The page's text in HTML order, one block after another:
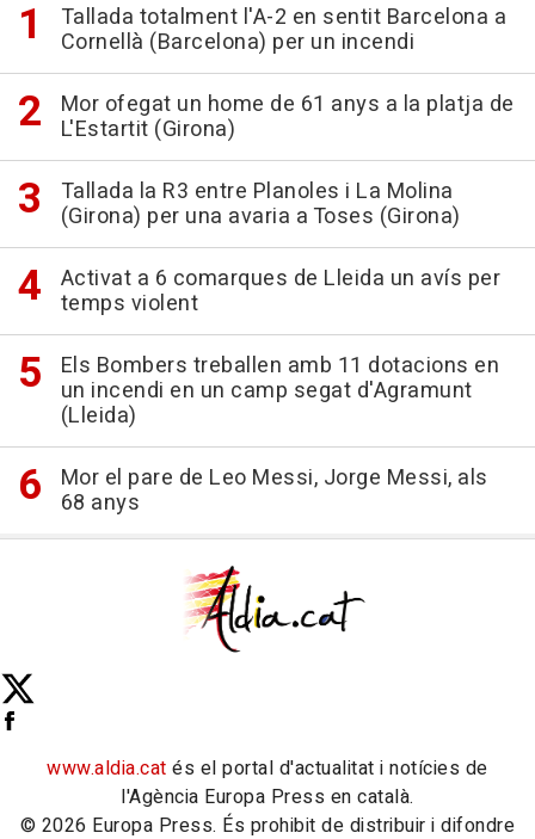
Tallada totalment l'A-2 en sentit Barcelona a
Cornellà (Barcelona) per un incendi
Mor ofegat un home de 61 anys a la platja de
L'Estartit (Girona)
Tallada la R3 entre Planoles i La Molina
(Girona) per una avaria a Toses (Girona)
Activat a 6 comarques de Lleida un avís per
temps violent
Els Bombers treballen amb 11 dotacions en
un incendi en un camp segat d'Agramunt
(Lleida)
Mor el pare de Leo Messi, Jorge Messi, als
68 anys
www.aldia.cat és el portal d'actualitat i notícies de
l'Agència Europa Press en català.
© 2026 Europa Press. És prohibit de distribuir i difondre